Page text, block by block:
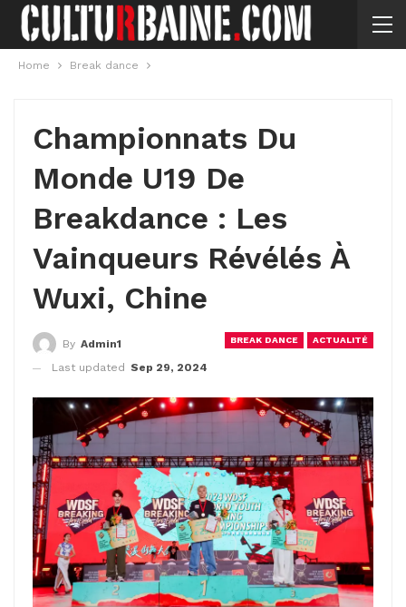
Home Break dance
Championnats Du
Monde U19 De
Breakdance : Les
Vainqueurs Révélés À
Wuxi, Chine
BREAK DANCE ACTUALITÉ
By Admin1
Last updated
Sep 29, 2024